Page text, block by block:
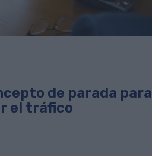
de parada para
el tráfico